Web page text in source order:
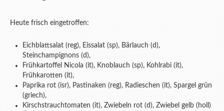
Heute frisch eingetroffen:
Eichblattsalat (reg), Eissalat (sp), Bärlauch (d),
Steinchampignons (d),
Frühkartoffel Nicola (it), Knoblauch (sp), Kohlrabi (it),
Frühkarotten (it),
Paprika rot (isr), Pastinaken (reg), Radieschen (it), Spargel grün
(griech),
Kirschstrauchtomaten (it), Zwiebeln rot (d), Zwiebel gelb (holl)